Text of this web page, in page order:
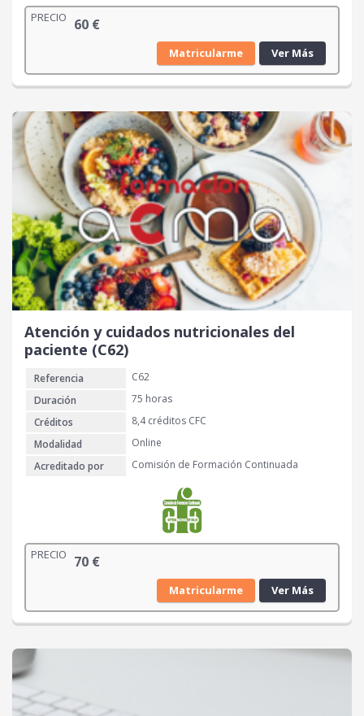
PRECIO 60 €
Matricularme Ver Más
Atención y cuidados nutricionales del
paciente (C62)
Referencia
C62
Duración
75 horas
Créditos
8,4 créditos CFC
Modalidad
Online
Acreditado por
Comisión de Formación Continuada
PRECIO 70 €
Matricularme Ver Más